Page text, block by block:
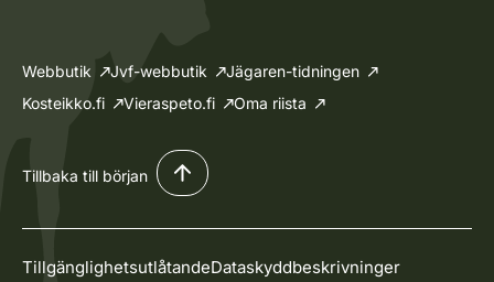
Webbutik Jvf-webbutik
Jägaren-tidningen
Kosteikko.fi
Vieraspeto.fi Oma riista
Tillbaka till början
TillgänglighetsutlåtandeDataskyddbeskrivninger